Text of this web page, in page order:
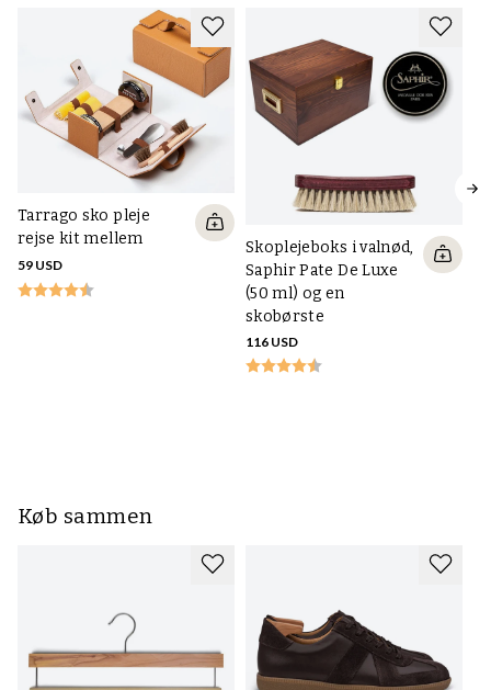
Tarrago sko pleje
rejse kit mellem
59 USD
Skoplejeboks i valnød,
Saphir Pate De Luxe
(50 ml) og en
skobørste
116 USD
Køb sammen